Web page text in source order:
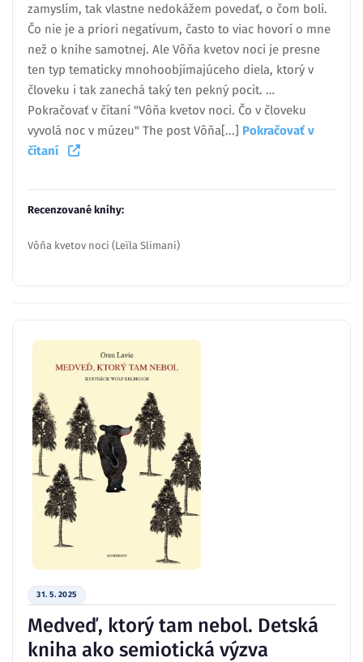
zamyslím, tak vlastne nedokážem povedať, o čom boli.
Čo nie je a priori negatívum, často to viac hovorí o mne
než o knihe samotnej. Ale Vôňa kvetov noci je presne
ten typ tematicky mnohoobjímajúceho diela, ktorý v
človeku i tak zanechá taký ten pekný pocit. …
Pokračovať v čítaní "Vôňa kvetov noci. Čo v človeku
vyvolá noc v múzeu" The post Vôňa[...] Pokračovať v
čítaní
Recenzované knihy:
Vôňa kvetov noci (Leïla Slimani)
31. 5. 2025
Medveď, ktorý tam nebol. Detská
kniha ako semiotická výzva